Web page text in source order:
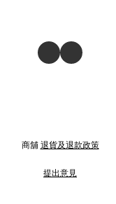
商舖 退貨及退款政策
提出意見